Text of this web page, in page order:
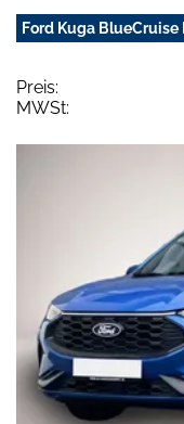
Ford Kuga BlueCruise
Preis:
MWSt: